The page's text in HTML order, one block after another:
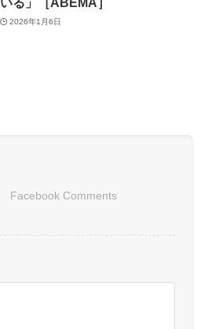
2026年1月6日
Facebook Comments